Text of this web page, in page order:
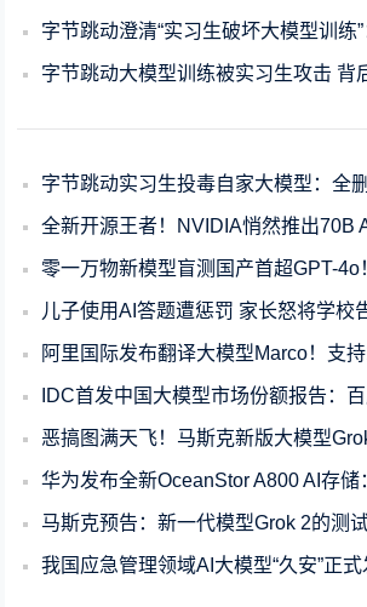
字节跳动澄清“实习生破坏大模型训练”：公司大模型不
字节跳动大模型训练被实习生攻击 背后内幕曝光：
字节跳动实习生投毒自家大模型：全
全新开源王者！NVIDIA悄然推出70B AI模型：力压GPT-4o、
零一万物新模型盲测国产首超GPT-4o！李开复透露：一次训练成本
儿子使用AI答题遭惩罚 家长怒将学校
阿里国际发布翻译大模型Marco！支持15种语言 效果超越谷歌
IDC首发中国大模型市场份额报告：百度、商汤、智谱AI位
恶搞图满天飞！马斯克新版大模型Grok2一上线：最大受害
华为发布全新OceanStor A800 AI存储：10TB级带宽 专
马斯克预告：新一代模型Grok 2的测试版即将
我国应急管理领域AI大模型“久安”正式发布：助力安全风